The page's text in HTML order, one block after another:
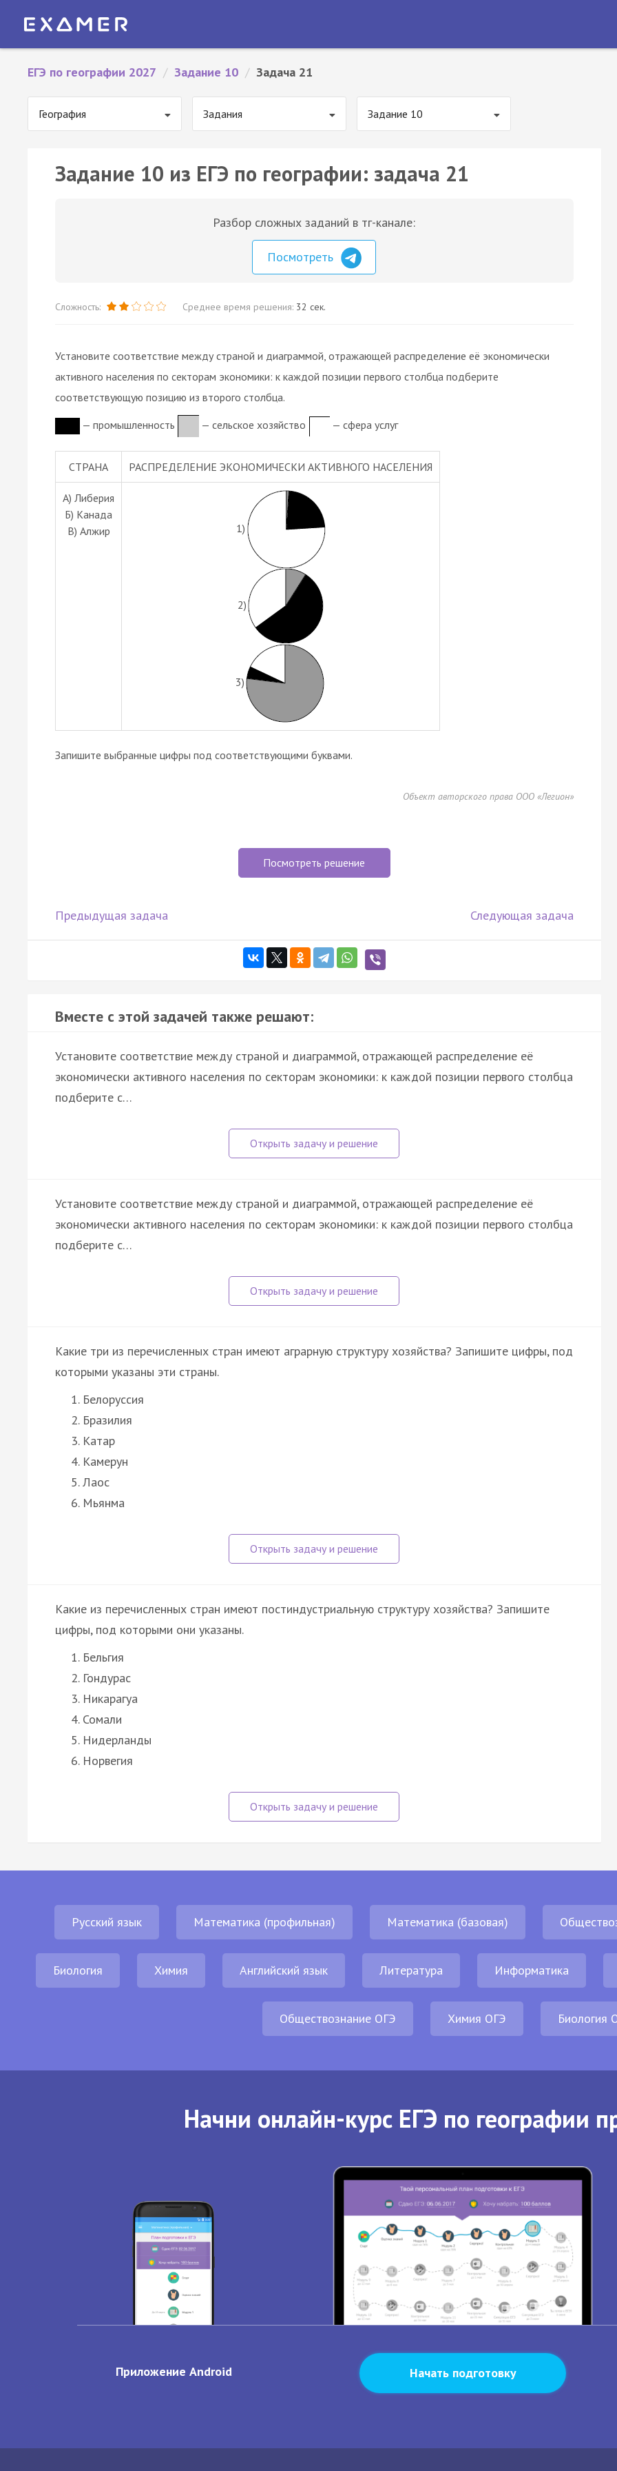
ЕГЭ по географии 2027 / Задание 10 / Задача 21
География Задания Задание 10
Задание 10 из ЕГЭ по географии: задача 21
Разбор сложных заданий в тг-канале:
Посмотреть
Сложность: Среднее время решения: 32 сек.
Установите соответствие между страной и диаграммой, отражающей распределение её экономически
активного населения по секторам экономики: к каждой позиции первого столбца подберите
соответствующую позицию из второго столбца.
— промышленность
— сельское хозяйство — сфера услуг
СТРАНА РАСПРЕДЕЛЕНИЕ ЭКОНОМИЧЕСКИ АКТИВНОГО НАСЕЛЕНИЯ
А) Либерия
Б) Канада
В) Алжир
1)
2)
3)
Запишите выбранные цифры под соответствующими буквами.
Объект авторского права ООО «Легион»
Посмотреть решение
Предыдущая задача Следующая задача
Вместе с этой задачей также решают:
Установите соответствие между страной и диаграммой, отражающей распределение её
экономически активного населения по секторам экономики: к каждой позиции первого столбца
подберите с…
Установите соответствие между страной и диаграммой, отражающей распределение её
экономически активного населения по секторам экономики: к каждой позиции первого столбца
подберите с…
Какие три из перечисленных стран имеют аграрную структуру хозяйства? Запишите цифры, под
которыми указаны эти страны.
Белоруссия
Бразилия
Катар
Камерун
Лаос
Мьянма
Какие из перечисленных стран имеют постиндустриальную структуру хозяйства? Запишите
цифры, под которыми они указаны.
Бельгия
Гондурас
Никарагуа
Сомали
Нидерланды
Норвегия
Русский язык Математика (профильная) Математика (базовая)
Биология Химия Английский язык Литература Информатика
Обществознание ОГЭ Химия ОГЭ Биология
Начни онлайн-курс ЕГЭ по географии
Приложение Android Начать подготовку